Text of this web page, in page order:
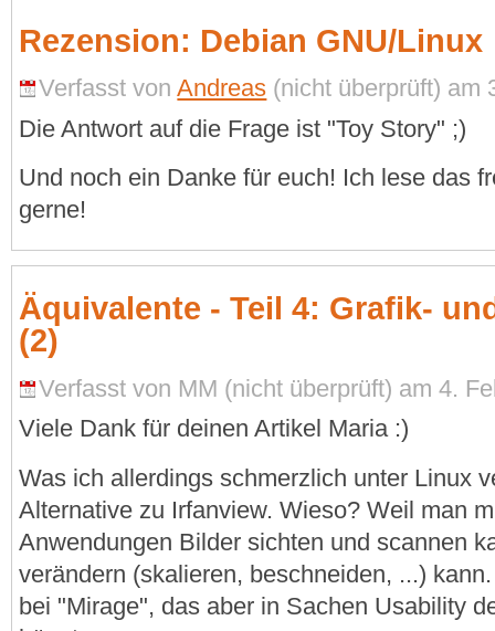
Rezension: Debian GNU/Linux
Verfasst vonAndreas (nicht überprüft) am
Die Antwort auf die Frage ist "Toy Story" ;)
Und noch ein Danke für euch! Ich lese das
gerne!
Äquivalente - Teil 4: Grafik-
(2)
Verfasst von MM (nicht überprüft) am 4.
Viele Dank für deinen Artikel Maria :)
Was ich allerdings schmerzlich unter Linux
Alternative zu Irfanview. Wieso? Weil man
Anwendungen Bilder sichten und scannen
verändern (skalieren, beschneiden, ...)
bei "Mirage", das aber in Sachen Usability